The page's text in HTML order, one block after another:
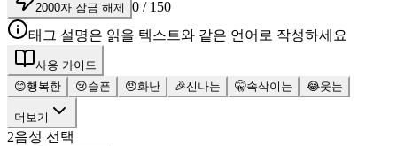
2000자 잠금 해제
0 / 150
태그 설명은 읽을 텍스트와 같은 언어로 작성하세요
사용 가이드
😊행복한 😢슬픈 😠화난 🎉신나는 🤫속삭이는 😂웃는
더보기
2음성 선택